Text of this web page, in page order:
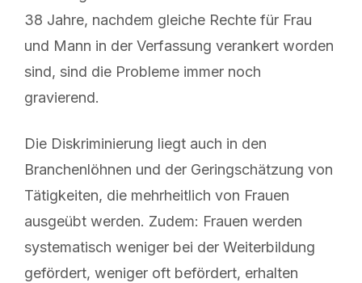
38 Jahre, nachdem gleiche Rechte für Frau
und Mann in der Verfassung verankert worden
sind, sind die Probleme immer noch
gravierend.
Die Diskriminierung liegt auch in den
Branchenlöhnen und der Geringschätzung von
Tätigkeiten, die mehrheitlich von Frauen
ausgeübt werden. Zudem: Frauen werden
systematisch weniger bei der Weiterbildung
gefördert, weniger oft befördert, erhalten